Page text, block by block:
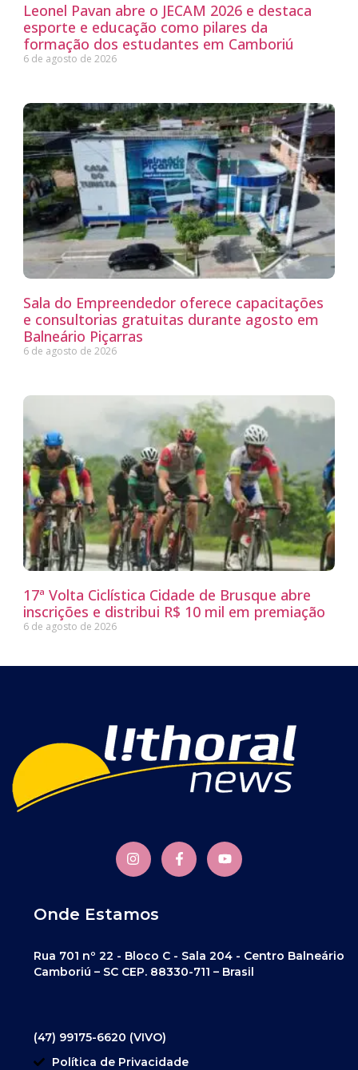
Leonel Pavan abre o JECAM 2026 e destaca
esporte e educação como pilares da
formação dos estudantes em Camboriú
6 de agosto de 2026
Sala do Empreendedor oferece capacitações
e consultorias gratuitas durante agosto em
Balneário Piçarras
6 de agosto de 2026
17ª Volta Ciclística Cidade de Brusque abre
inscrições e distribui R$ 10 mil em premiação
6 de agosto de 2026
Onde Estamos
Rua 701 nº 22 - Bloco C - Sala 204 - Centro Balneário
Camboriú – SC CEP. 88330-711 – Brasil
(47) 99175-6620 (VIVO)
Política de Privacidade